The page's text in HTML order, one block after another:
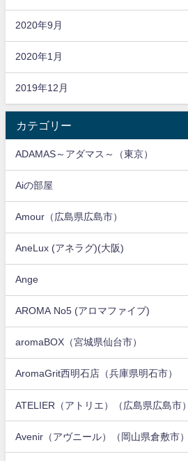
2020年9月
2020年1月
2019年12月
カテゴリー
ADAMAS～アダマス～（東京）
Aiの部屋
Amour（広島県広島市）
AneLux (アネラグ)(大阪)
Ange
AROMA No5 (アロマファイブ)
aromaBOX（宮城県仙台市）
AromaGrit西明石店（兵庫県明石市）
ATELIER（アトリエ）（広島県広島市）
Avenir（アヴニール）（岡山県倉敷市）